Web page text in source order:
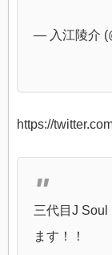
— 入江陵介
https://
三代目J Soul
ます！！